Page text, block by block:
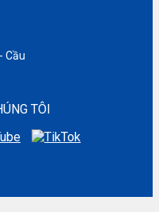
Cầu
TÔI